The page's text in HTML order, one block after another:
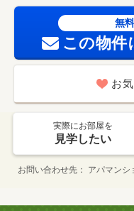
無
この物件
お
実際にお部屋を
見学したい
お問い合わせ先 アパマン